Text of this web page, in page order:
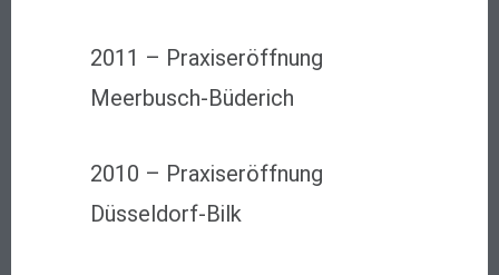
2011 – Praxiseröffnung
Meerbusch-Büderich
2010 – Praxiseröffnung
Düsseldorf-Bilk